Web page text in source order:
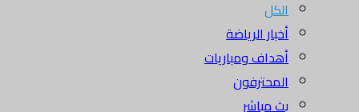
الكل
أخبار الرياضة
أهداف ومباريات
المحترفون
بث مباشر